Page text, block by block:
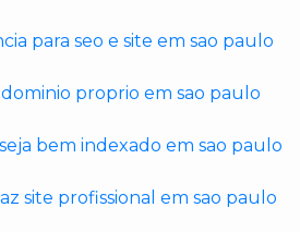
para seo e site em sao paulo
proprio em sao paulo
bem indexado em sao paulo
site profissional em sao paulo